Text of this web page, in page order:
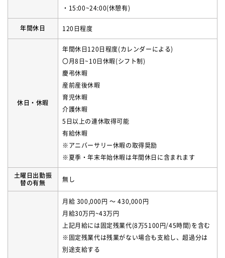
・15:00~24:00(休憩有)
年間休日 120日程度
休日・休暇
年間休日120日程度(カレンダーによる)
〇月8日~10日休暇(シフト制)
慶弔休暇
産前産後休暇
育児休暇
介護休暇
5日以上の連休取得可能
有給休暇
※アニバーサリー休暇の取得奨励
※夏季・年末年始休暇は年間休日に含まれます
土曜日出勤振
替の有無
無し
月給 300,000円 〜 430,000円
月給30万円~43万円
上記月給には固定残業代(8万5100円/45時間)を含む
※固定残業代は残業がない場合も支給し、超過分は
別途支給する